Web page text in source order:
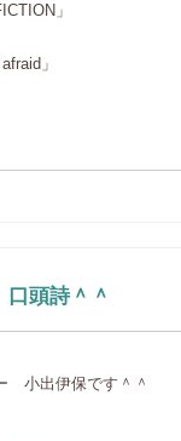
」
」
頭詩＾＾
小出伊保です＾＾